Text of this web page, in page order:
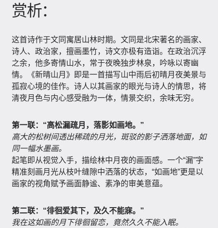
赏析：
这首诗作于文同寓居山林时期。文同是北宋著名的画家、
诗人、政治家，擅画墨竹，诗文亦极有造诣。在政治沉浮
之余，他多寄情山水，常于夜晚独步林泉，吟咏以寄幽
情。《新晴山月》即是一首描写山中雨后初晴月夜美景与
孤寂心境的佳作。诗人以其画家的眼光与诗人的情思，将
清夜月色与内心感受融为一体，情景交织，余味无穷。
第一联：“高松漏疏月，落影如画地。”
高大的松树间透出稀疏的月光，斑驳的影子洒落地面，如
同一幅水墨画。
起笔即从视觉入手，描绘林中月夜的画面感。一个“漏”字
精准刻画月光从枝叶缝隙中洒落的状态，“如画地”更是以
画家的视角赋予画面静谧、素净的审美意蕴。
第二联：“徘徊爱其下，及久不能寐。”
我在这如画的月下徘徊留恋，竟然久久不能入眠。